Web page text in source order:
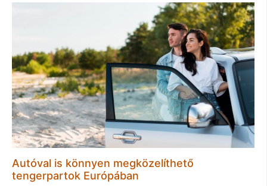
Autóval is könnyen megközelíthető
tengerpartok Európában